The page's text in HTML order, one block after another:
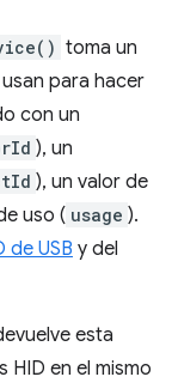
toma un
para hacer
con un
), un
), un valor de
uso ( usage ).
USB y del
esta
en el mismo